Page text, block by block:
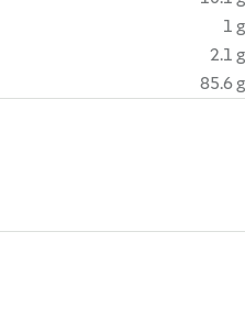
1 g
2.1 g
85.6 g